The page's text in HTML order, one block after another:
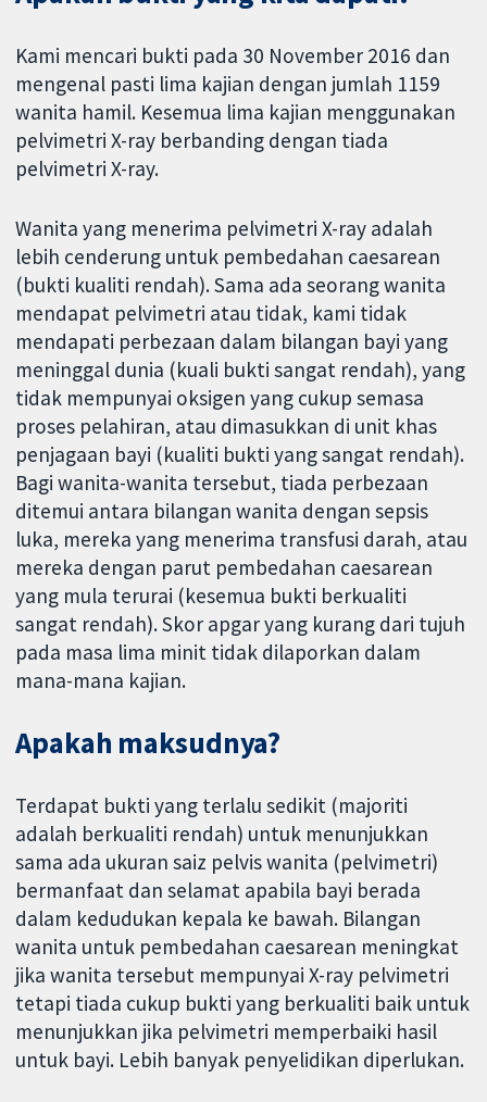
Kami mencari bukti pada 30 November 2016 dan
mengenal pasti lima kajian dengan jumlah 1159
wanita hamil. Kesemua lima kajian menggunakan
pelvimetri X-ray berbanding dengan tiada
pelvimetri X-ray.
Wanita yang menerima pelvimetri X-ray adalah
lebih cenderung untuk pembedahan caesarean
(bukti kualiti rendah). Sama ada seorang wanita
mendapat pelvimetri atau tidak, kami tidak
mendapati perbezaan dalam bilangan bayi yang
meninggal dunia (kuali bukti sangat rendah), yang
tidak mempunyai oksigen yang cukup semasa
proses pelahiran, atau dimasukkan di unit khas
penjagaan bayi (kualiti bukti yang sangat rendah).
Bagi wanita-wanita tersebut, tiada perbezaan
ditemui antara bilangan wanita dengan sepsis
luka, mereka yang menerima transfusi darah, atau
mereka dengan parut pembedahan caesarean
yang mula terurai (kesemua bukti berkualiti
sangat rendah). Skor apgar yang kurang dari tujuh
pada masa lima minit tidak dilaporkan dalam
mana-mana kajian.
Apakah maksudnya?
Terdapat bukti yang terlalu sedikit (majoriti
adalah berkualiti rendah) untuk menunjukkan
sama ada ukuran saiz pelvis wanita (pelvimetri)
bermanfaat dan selamat apabila bayi berada
dalam kedudukan kepala ke bawah. Bilangan
wanita untuk pembedahan caesarean meningkat
jika wanita tersebut mempunyai X-ray pelvimetri
tetapi tiada cukup bukti yang berkualiti baik untuk
menunjukkan jika pelvimetri memperbaiki hasil
untuk bayi. Lebih banyak penyelidikan diperlukan.